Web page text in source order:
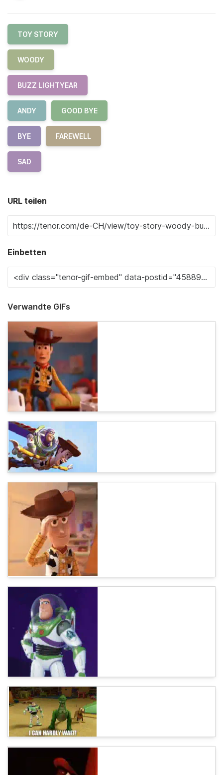
TOY STORY
WOODY
BUZZ LIGHTYEAR
ANDY GOOD BYE
BYE FAREWELL
SAD
URL teilen
Einbetten
Verwandte GIFs